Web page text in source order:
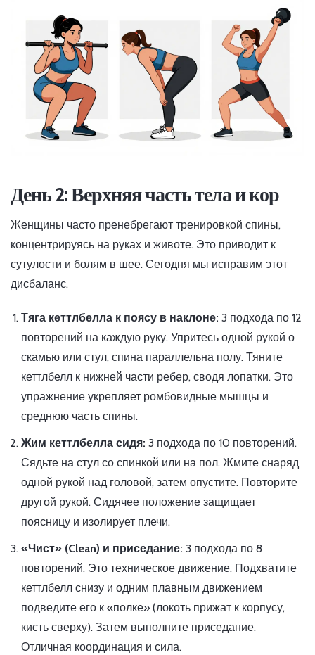
День 2: Верхняя часть тела и кор
Женщины часто пренебрегают тренировкой спины,
концентрируясь на руках и животе. Это приводит к
сутулости и болям в шее. Сегодня мы исправим этот
дисбаланс.
Тяга кеттлбелла к поясу в наклоне: 3 подхода по 12
повторений на каждую руку. Упритесь одной рукой о
скамью или стул, спина параллельна полу. Тяните
кеттлбелл к нижней части ребер, сводя лопатки. Это
упражнение укрепляет ромбовидные мышцы и
среднюю часть спины.
Жим кеттлбелла сидя: 3 подхода по 10 повторений.
Сядьте на стул со спинкой или на пол. Жмите снаряд
одной рукой над головой, затем опустите. Повторите
другой рукой. Сидячее положение защищает
поясницу и изолирует плечи.
«Чист» (Clean) и приседание: 3 подхода по 8
повторений. Это техническое движение. Подхватите
кеттлбелл снизу и одним плавным движением
подведите его к «полке» (локоть прижат к корпусу,
кисть сверху). Затем выполните приседание.
Отличная координация и сила.